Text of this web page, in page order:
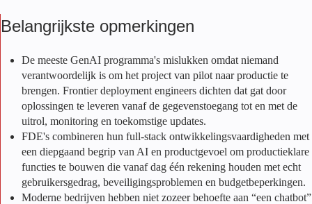
Belangrijkste opmerkingen
De meeste GenAI programma's mislukken omdat niemand
verantwoordelijk is om het project van pilot naar productie te
brengen. Frontier deployment engineers dichten dat gat door
oplossingen te leveren vanaf de gegevenstoegang tot en met de
uitrol, monitoring en toekomstige updates.
FDE's combineren hun full-stack ontwikkelingsvaardigheden met
een diepgaand begrip van AI en productgevoel om productieklare
functies te bouwen die vanaf dag één rekening houden met echt
gebruikersgedrag, beveiligingsproblemen en budgetbeperkingen.
Moderne bedrijven hebben niet zozeer behoefte aan “een chatbot”